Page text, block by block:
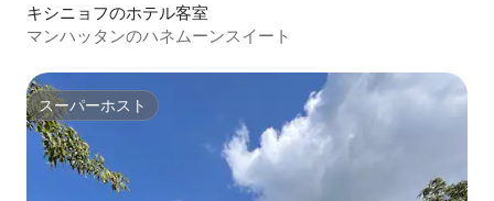
キシニョフのホテル客室
マンハッタンのハネムーンスイート
スーパーホスト
スーパーホスト